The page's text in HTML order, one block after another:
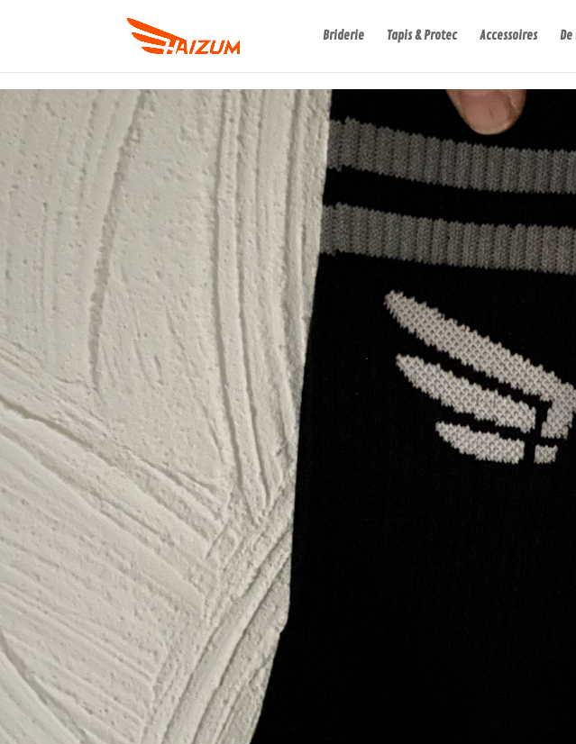
Briderie Tapis & Protec Accessoires